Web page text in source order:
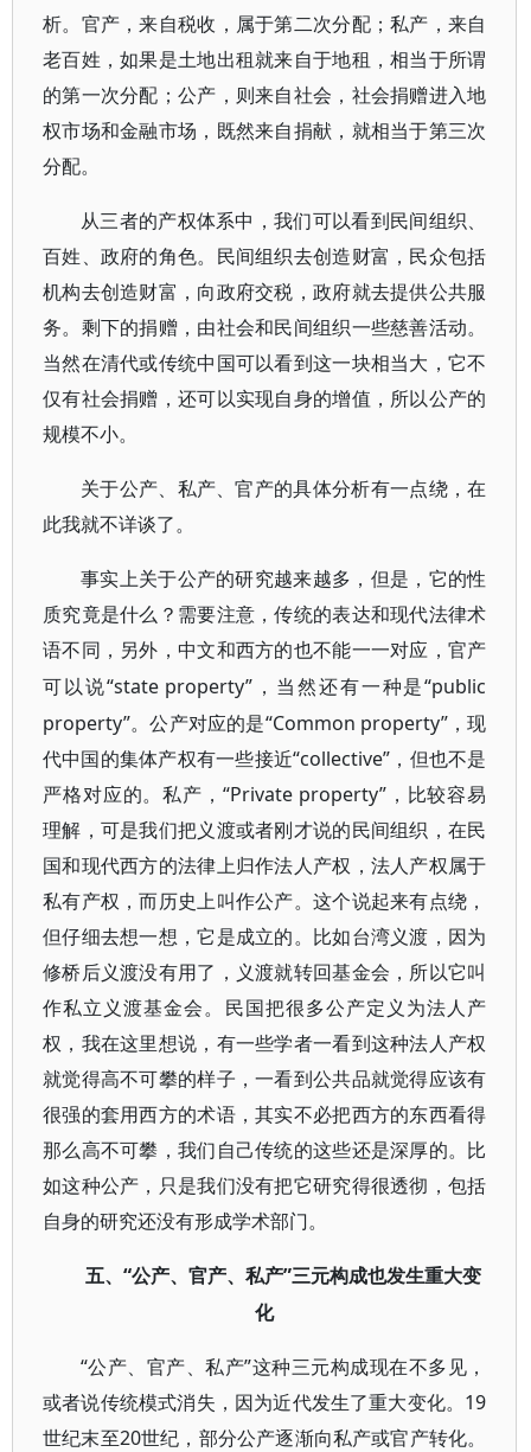
析。官产，来自税收，属于第二次分配；私产，来自
老百姓，如果是土地出租就来自于地租，相当于所谓
的第一次分配；公产，则来自社会，社会捐赠进入地
权市场和金融市场，既然来自捐献，就相当于第三次
分配。
从三者的产权体系中，我们可以看到民间组织、
百姓、政府的角色。民间组织去创造财富，民众包括
机构去创造财富，向政府交税，政府就去提供公共服
务。剩下的捐赠，由社会和民间组织一些慈善活动。
当然在清代或传统中国可以看到这一块相当大，它不
仅有社会捐赠，还可以实现自身的增值，所以公产的
规模不小。
关于公产、私产、官产的具体分析有一点绕，在
此我就不详谈了。
事实上关于公产的研究越来越多，但是，它的性
质究竟是什么？需要注意，传统的表达和现代法律术
语不同，另外，中文和西方的也不能一一对应，官产
可以说“state property”，当然还有一种是“public
property”。公产对应的是“Common property”，现
代中国的集体产权有一些接近“collective”，但也不是
严格对应的。私产，“Private property”，比较容易
理解，可是我们把义渡或者刚才说的民间组织，在民
国和现代西方的法律上归作法人产权，法人产权属于
私有产权，而历史上叫作公产。这个说起来有点绕，
但仔细去想一想，它是成立的。比如台湾义渡，因为
修桥后义渡没有用了，义渡就转回基金会，所以它叫
作私立义渡基金会。民国把很多公产定义为法人产
权，我在这里想说，有一些学者一看到这种法人产权
就觉得高不可攀的样子，一看到公共品就觉得应该有
很强的套用西方的术语，其实不必把西方的东西看得
那么高不可攀，我们自己传统的这些还是深厚的。比
如这种公产，只是我们没有把它研究得很透彻，包括
自身的研究还没有形成学术部门。
五、“公产、官产、私产”三元构成也发生重大变
化
“公产、官产、私产”这种三元构成现在不多见，
或者说传统模式消失，因为近代发生了重大变化。19
世纪末至20世纪，部分公产逐渐向私产或官产转化。